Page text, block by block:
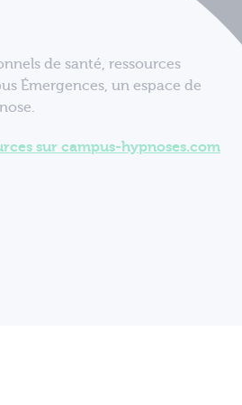
de santé, ressources
Émergences, un espace de
sur campus-hypnoses.com